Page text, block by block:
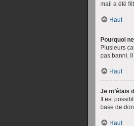
mail a été
Haut
Pourquoi
Plusieurs
pas banni.
Haut
Je m’étais
Il est
base de
Haut